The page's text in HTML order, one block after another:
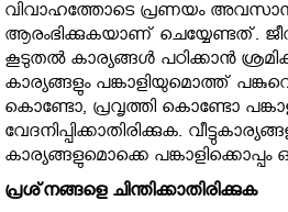
വിവാഹത്തോടെ പ്രണയം
ആരംഭിക്കുകയാണ് ചെയ്യേണ്ടത്.
കൂടുതല്‍ കാര്യങ്ങള്‍ പഠിക്കാന്‍
കാര്യങ്ങളും പങ്കാളിയുമൊത്ത്
കൊണ്ടോ, പ്രവൃത്തി കൊണ്ടോ
വേദനിപ്പിക്കാതിരിക്കുക.
കാര്യങ്ങളുമൊക്കെ പങ്കാളിക്കൊപ്പം
പ്രശ്‌നങ്ങളെ ചിന്തിക്കാതിരിക്കുക